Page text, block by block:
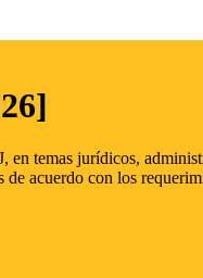
temas jurídicos,
acuerdo con los